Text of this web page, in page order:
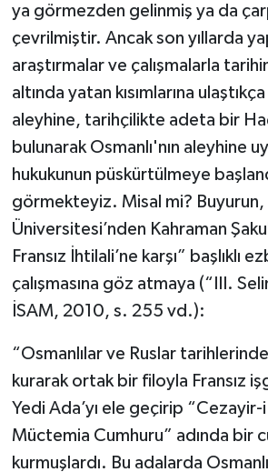
ya görmezden gelinmiş ya da
çevrilmiştir. Ancak son yıllarda
araştırmalar ve çalışmalarla
altında yatan kısımlarına
aleyhine, tarihçilikte adeta bir
bulunarak Osmanlı'nın aleyhine
hukukunun püskürtülmeye
görmekteyiz. Misal mi?
Üniversitesi’nden Kahraman
Fransız İhtilali’ne karşı” başlıklı
çalışmasına göz atmaya (“III.
İSAM, 2010, s. 255 vd.):
“Osmanlılar ve Ruslar
kurarak ortak bir filoyla Fransız
Yedi Ada’yı ele geçirip “Cezayir-i
Müctemia Cumhuru” adında bir
kurmuşlardı. Bu adalarda